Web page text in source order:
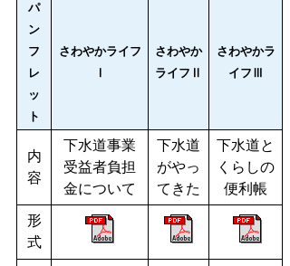
パ
ン
フ
レ
ッ
ト
さわやかライフ
Ⅰ
さわやか
ライフⅡ
さわやかラ
イフⅢ
内
容
下水道事業
受益者負担
金について
下水道
がやっ
てきた
下水道と
くらしの
便利帳
形
式